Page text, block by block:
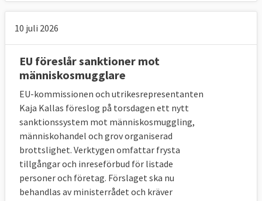
personen skulle få asyl, baserat på hur
många från den sökandes land som tidigare
procent av de asylsökande som uppfyller
villkoren omfördelats.
Några länder, som Österrike, Tjeckien och
Slovakien, har dock tagit emot väldigt få av
sin kvot och Polen och Ungern har inte tagit
emot några alls.
I december 2017tog kommissionen
länder: Polen, Ungern och Tjeckien till EU-
10 juli 2026
EU föreslår sanktioner mot
människosmugglare
EU-kommissionen och utrikesrepresentanten
Kaja Kallas föreslog på torsdagen ett nytt
sanktionssystem mot människosmuggling,
människohandel och grov organiserad
brottslighet. Verktygen omfattar frysta
tillgångar och inreseförbud för listade
personer och företag. Förslaget ska nu
behandlas av ministerrådet och kräver